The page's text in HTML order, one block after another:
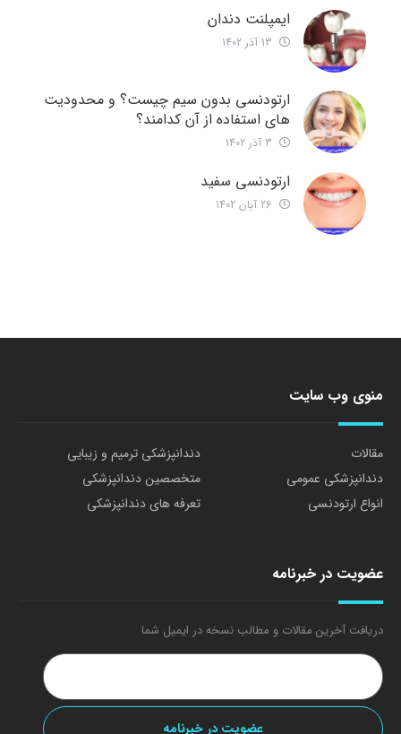
ایمپلنت دندان
ارتودنسی بدون سیم چیست؟ و محدودیت
های استفاده از آن کدامند؟
ارتودنسی سفید
منوی وب سایت
مقالات
دندانپزشکی ترمیم و زیبایی
دندانپزشکی عمومی
متخصصین دندانپزشکی
انواع ارتودنسی
تعرفه های دندانپزشکی
عضویت در خبرنامه
دریافت آخرین مقالات و مطالب نسخه در ایمیل شما